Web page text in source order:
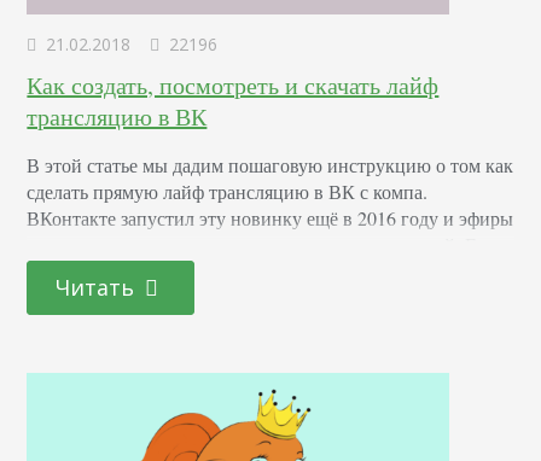
21.02.2018 22196
Как создать, посмотреть и скачать лайф
трансляцию в ВК
В этой статье мы дадим пошаговую инструкцию о том как
сделать прямую лайф трансляцию в ВК с компа.
ВКонтакте запустил эту новинку ещё в 2016 году и эфиры
несколько аргументов в пользу того, чтобы и вы начали
использовать эту функцию: Вовлечение максимального
Читать